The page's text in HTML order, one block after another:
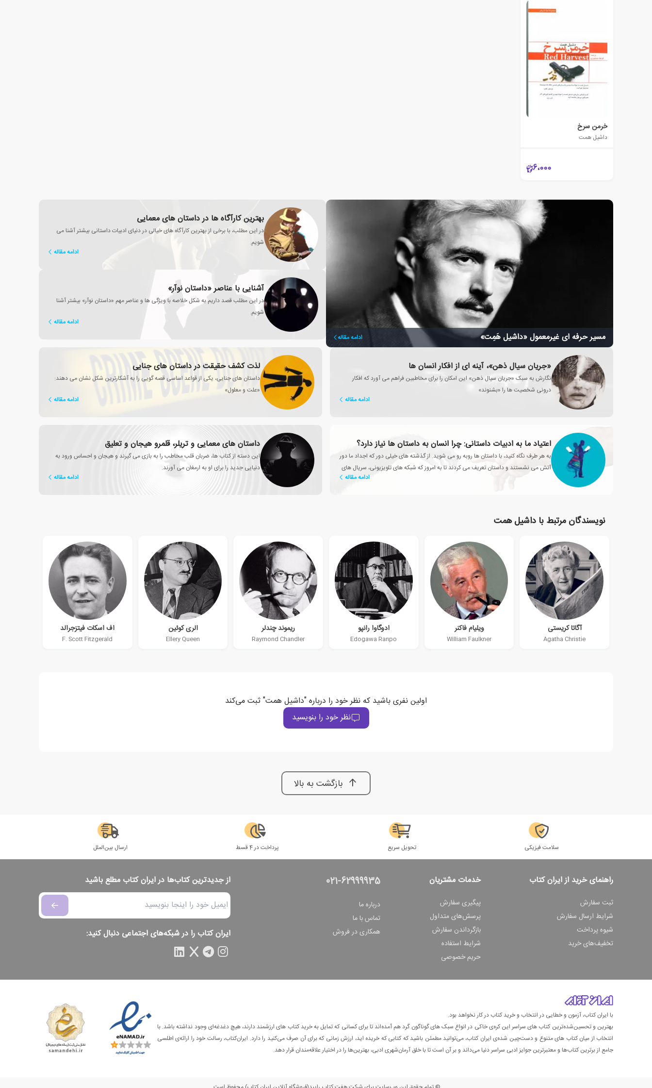
خرمن سرخ
داشیل همت
6،000
مسیر حرفه ای غیرمعمول «داشیل هَمِت» ادامه مقاله
بهترین کارآگاه ها در داستان های معمایی
در این مطلب، با برخی از بهترین کارآگاه های خیالی در دنیای ادبیات داستانی بیشتر آشنا می
شویم.
ادامه مقاله
آشنایی با عناصر «داستان نوآر»
در این مطلب قصد داریم به شکل خلاصه با ویژگی ها و عناصر مهم «داستان نوآر» بیشتر آشنا
شویم.
ادامه مقاله
«جریان سیال ذهن»، آینه ای از افکار انسان ها
نگارش به سبک «جریان سیال ذهن» این امکان را برای مخاطبین فراهم می آورد که افکار
درونی شخصیت ها را «بشنوند»
ادامه مقاله
لذت کشف حقیقت در داستان های جنایی
داستان های جنایی، یکی از قواعد اساسی قصه گویی را به آشکارترین شکل نشان می دهند:
«علت و معلول»
ادامه مقاله
اعتیاد ما به ادبیات داستانی: چرا انسان به داستان ها نیاز دارد؟
به هر طرف نگاه کنید، با داستان ها روبه رو می شوید. از گذشته های خیلی دور که اجداد ما دور
آتش می نشستند و داستان تعریف می کردند تا به امروز که شبکه های تلویزیونی، سریال های
ادامه مقاله
داستان های معمایی و تریلر، قلمرو هیجان و تعلیق
این دسته از کتاب ها، ضربان قلب مخاطب را به بازی می گیرند و هیجان و احساس ورود به
دنیایی جدید را برای او به ارمغان می آورند.
ادامه مقاله
نویسندگان مرتبط با داشیل همت
آگاتا کریستی
Agatha Christie
ویلیام فاکنر
William Faulkner
ادوگاوا رانپو
Edogawa Ranpo
ریموند چندلر
Raymond Chandler
الری کوئین
Ellery Queen
اف اسکات فیتزجرالد
F. Scott Fitzgerald
اولین نفری باشید که نظر خود را درباره "داشیل همت" ثبت می‌کند
نظر خود را بنویسید
بازگشت به بالا
سلامت فیزیکی تحویل سریع پرداخت در 4 قسط ارسال بین‌الملل
راهنمای خرید از ایران کتاب
ثبت سفارش
شرایط ارسال سفارش
شیوه پرداخت
تخفیف‌های خرید
خدمات مشتریان
پیگیری سفارش
پرسش‌های متداول
بازگرداندن سفارش
شرایط استفاده
حریم خصوصی
021-62999935
درباره ما
تماس با ما
همکاری در فروش
از جدیدترین کتاب‌ها در ایران کتاب مطلع باشید
ایران کتاب را در شبکه‌های اجتماعی دنبال کنید:
با ایران کتاب، آزمون و خطایی در انتخاب و خرید کتاب در کار نخواهد بود.
بهترین و تحسین‌شده‌ترین کتاب‌ های سراسر این کره‌ی خاکی در انواع سبک های گوناگون گرد هم آمده‌اند تا برای کسانی که تمایل به خرید کتاب های ارزشمند دارند، هیچ دغدغه‌ای وجود نداشته باشد. با
انتخاب از میان کتاب های متنوع و دست‌چین شده‌ی ایران کتاب، می‌توانید مطمئن باشید که کتابی که خریده اید، ارزش زمانی که برای آن صرف می‌کنید را دارد. ایران‌کتاب، رسالت خود را ارائه‌ی اطلسی
جامع از برترین کتاب‌ها و معتبرترین جوایز ادبی سراسر دنیا می‌داند و بر آن است تا با خلق آرمان‌شهری ادبی، بهترین‌ها را در اختیار علاقه‌مندان قرار دهد.